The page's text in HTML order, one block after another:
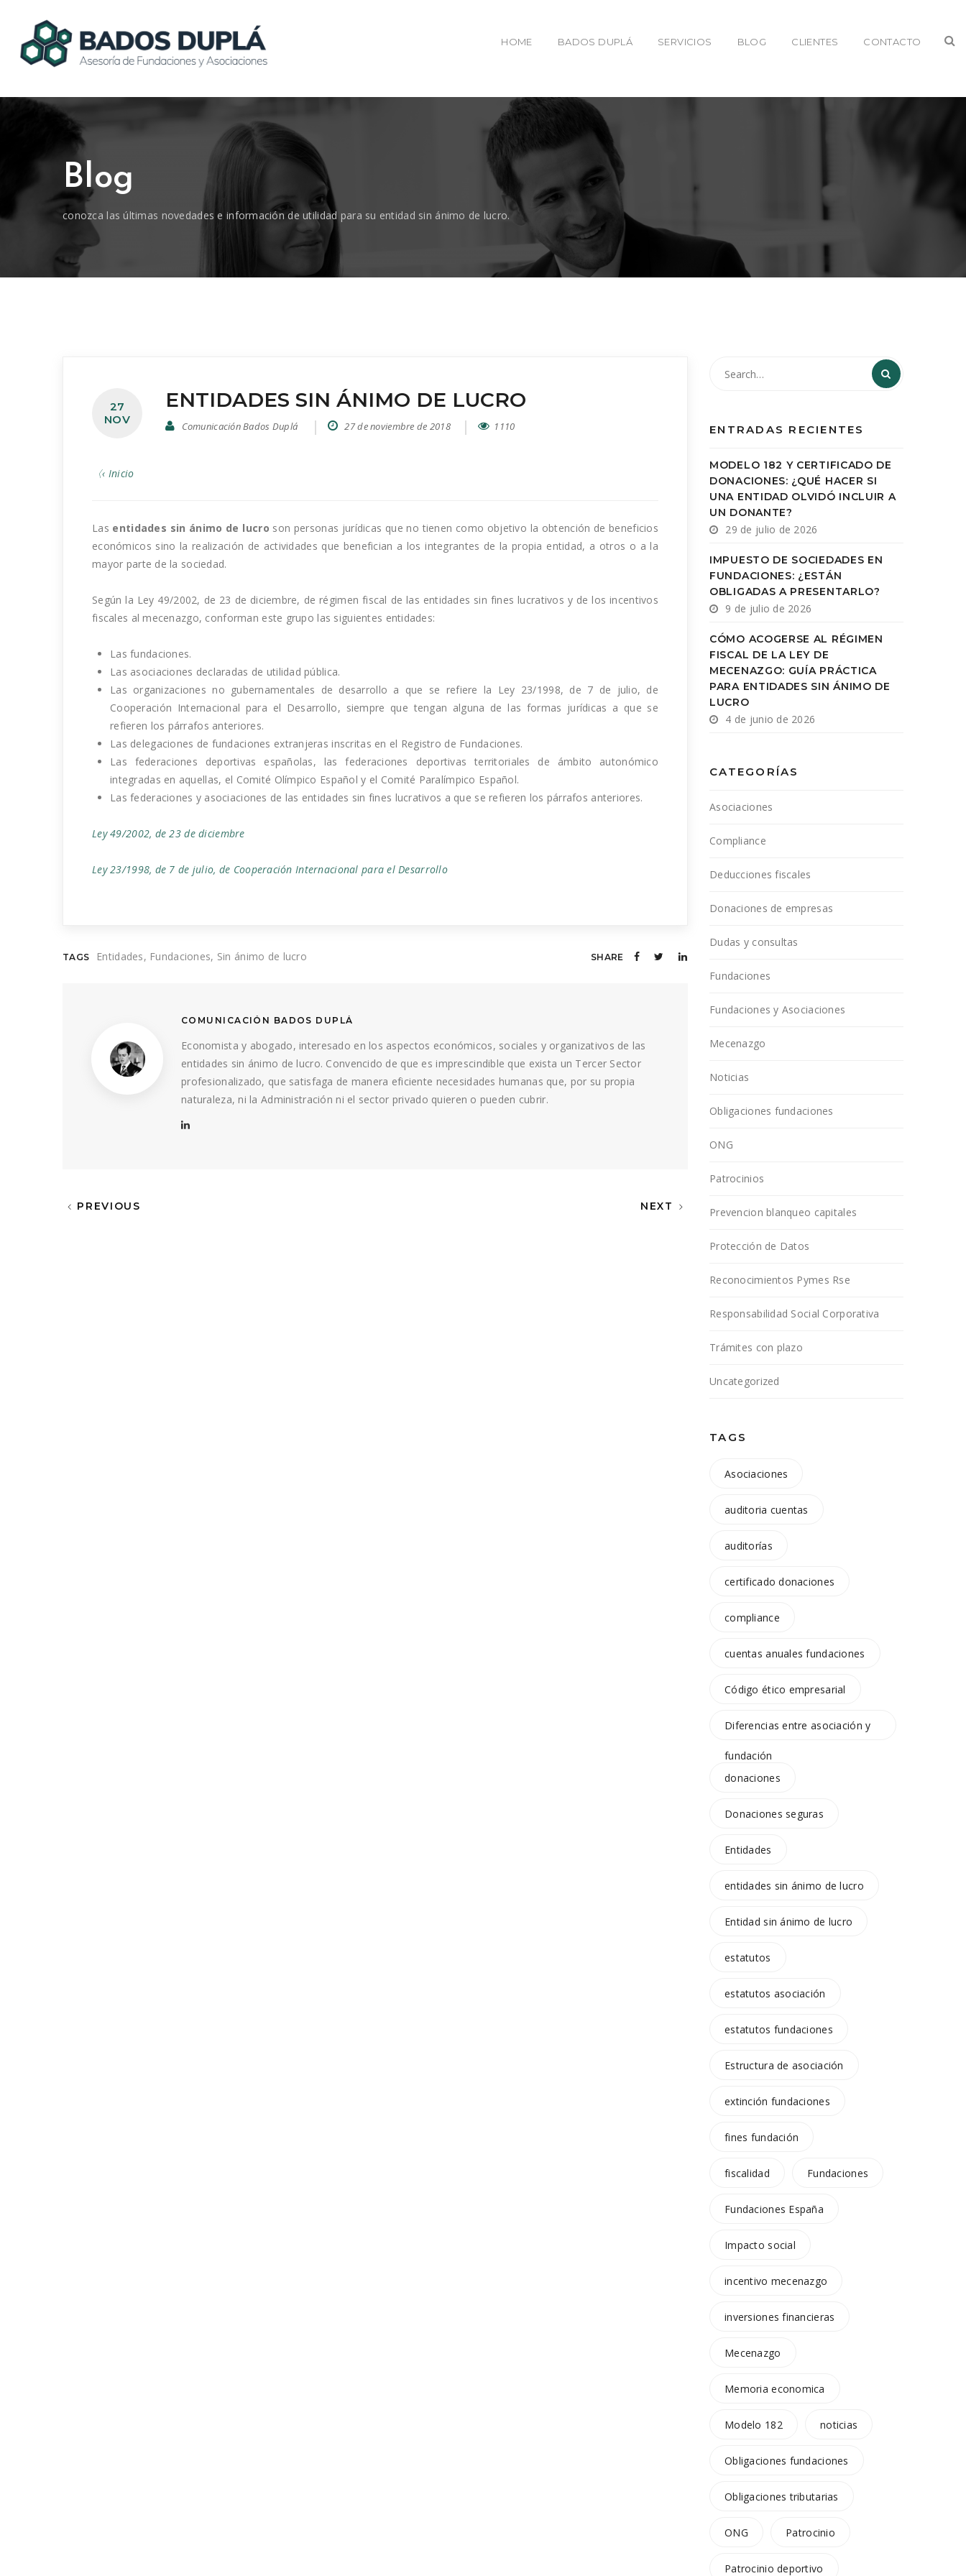
HOME BADOS DUPLÁ SERVICIOS BLOG CLIENTES CONTACTO
Blog
conozca las últimas novedades e información de utilidad para su entidad sin ánimo de lucro.
27
NOV
ENTIDADES SIN ÁNIMO DE LUCRO
Comunicación Bados Duplá 27 de noviembre de 2018 1110
〈‹ Inicio
Las entidades sin ánimo de lucro son personas jurídicas que no tienen como objetivo la obtención de beneficios
económicos sino la realización de actividades que benefician a los integrantes de la propia entidad, a otros o a la
mayor parte de la sociedad.
Según la Ley 49/2002, de 23 de diciembre, de régimen fiscal de las entidades sin fines lucrativos y de los incentivos
fiscales al mecenazgo, conforman este grupo las siguientes entidades:
Las fundaciones.
Las asociaciones declaradas de utilidad pública.
Las organizaciones no gubernamentales de desarrollo a que se refiere la Ley 23/1998, de 7 de julio, de
Cooperación Internacional para el Desarrollo, siempre que tengan alguna de las formas jurídicas a que se
refieren los párrafos anteriores.
Las delegaciones de fundaciones extranjeras inscritas en el Registro de Fundaciones.
Las federaciones deportivas españolas, las federaciones deportivas territoriales de ámbito autonómico
integradas en aquellas, el Comité Olímpico Español y el Comité Paralímpico Español.
Las federaciones y asociaciones de las entidades sin fines lucrativos a que se refieren los párrafos anteriores.
Ley 49/2002, de 23 de diciembre
Ley 23/1998, de 7 de julio, de Cooperación Internacional para el Desarrollo
TAGS Entidades Fundaciones Sin ánimo de lucro SHARE
COMUNICACIÓN BADOS DUPLÁ
Economista y abogado, interesado en los aspectos económicos, sociales y organizativos de las
entidades sin ánimo de lucro. Convencido de que es imprescindible que exista un Tercer Sector
profesionalizado, que satisfaga de manera eficiente necesidades humanas que, por su propia
naturaleza, ni la Administración ni el sector privado quieren o pueden cubrir.
PREVIOUS NEXT
ENTRADAS RECIENTES
MODELO 182 Y CERTIFICADO DE
DONACIONES: ¿QUÉ HACER SI
UNA ENTIDAD OLVIDÓ INCLUIR A
UN DONANTE?
29 de julio de 2026
IMPUESTO DE SOCIEDADES EN
FUNDACIONES: ¿ESTÁN
OBLIGADAS A PRESENTARLO?
9 de julio de 2026
CÓMO ACOGERSE AL RÉGIMEN
FISCAL DE LA LEY DE
MECENAZGO: GUÍA PRÁCTICA
PARA ENTIDADES SIN ÁNIMO DE
LUCRO
4 de junio de 2026
CATEGORÍAS
Asociaciones
Compliance
Deducciones fiscales
Donaciones de empresas
Dudas y consultas
Fundaciones
Fundaciones y Asociaciones
Mecenazgo
Noticias
Obligaciones fundaciones
ONG
Patrocinios
Prevencion blanqueo capitales
Protección de Datos
Reconocimientos Pymes Rse
Responsabilidad Social Corporativa
Trámites con plazo
Uncategorized
TAGS
Asociaciones
auditoria cuentas
auditorías
certificado donaciones
compliance
cuentas anuales fundaciones
Código ético empresarial
Diferencias entre asociación y
fundación
donaciones
Donaciones seguras
Entidades
entidades sin ánimo de lucro
Entidad sin ánimo de lucro
estatutos
estatutos asociación
estatutos fundaciones
Estructura de asociación
extinción fundaciones
fines fundación
fiscalidad Fundaciones
Fundaciones España
Impacto social
incentivo mecenazgo
inversiones financieras
Mecenazgo
Memoria economica
Modelo 182 noticias
Obligaciones fundaciones
Obligaciones tributarias
ONG Patrocinio
Patrocinio deportivo